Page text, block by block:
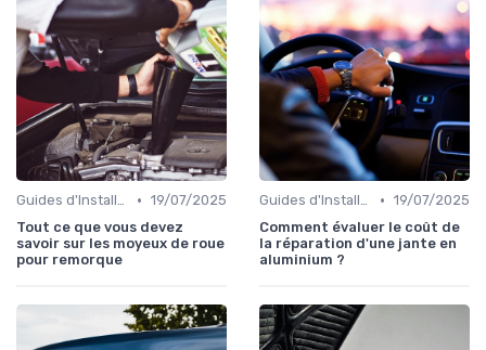
Guides d'Installation et de Réparation • 19/07/2025
Tout ce que vous devez
savoir sur les moyeux de roue
pour remorque
Guides d'Installation et de Réparation • 19/07/2025
Comment évaluer le coût de
la réparation d'une jante en
aluminium ?